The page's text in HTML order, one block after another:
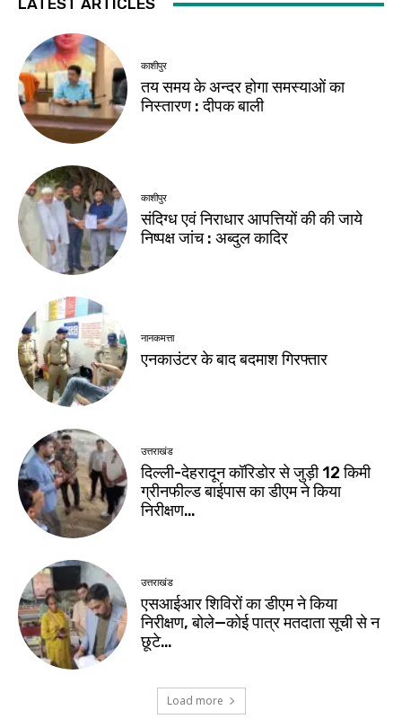
LATEST ARTICLES
काशीपुर
तय समय के अन्दर होगा समस्याओं का
निस्तारण : दीपक बाली
काशीपुर
संदिग्ध एवं निराधार आपत्तियों की की जाये
निष्पक्ष जांच : अब्दुल कादिर
नानकमत्ता
एनकाउंटर के बाद बदमाश गिरफ्तार
उत्तराखंड
दिल्ली-देहरादून कॉरिडोर से जुड़ी 12 किमी
ग्रीनफील्ड बाईपास का डीएम ने किया
निरीक्षण…
उत्तराखंड
एसआईआर शिविरों का डीएम ने किया
निरीक्षण, बोले—कोई पात्र मतदाता सूची से न
छूटे…
Load more